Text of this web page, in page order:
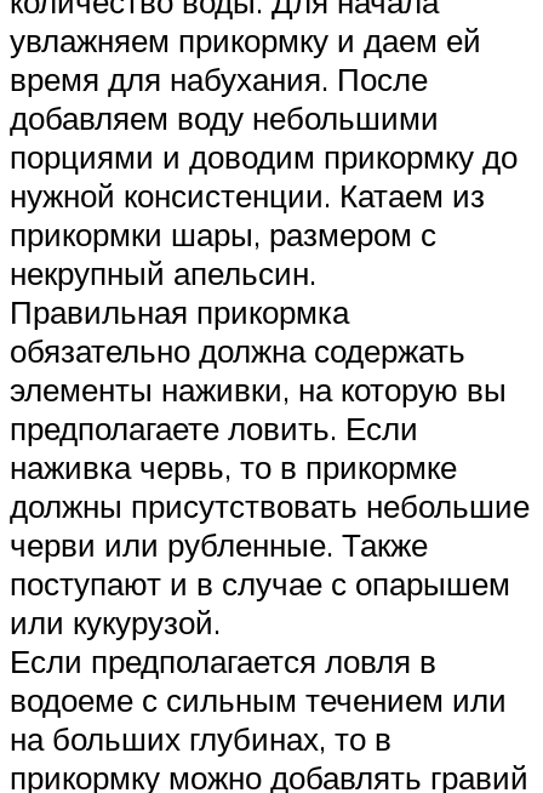
увлажняем прикормку и даем ей
время для набухания. После
добавляем воду небольшими
порциями и доводим прикормку до
нужной консистенции. Катаем из
прикормки шары, размером с
некрупный апельсин.
Правильная прикормка
обязательно должна содержать
элементы наживки, на которую вы
предполагаете ловить. Если
наживка червь, то в прикормке
должны присутствовать небольшие
черви или рубленные. Также
поступают и в случае с опарышем
или кукурузой.
Если предполагается ловля в
водоеме с сильным течением или
на больших глубинах, то в
прикормку можно добавлять гравий